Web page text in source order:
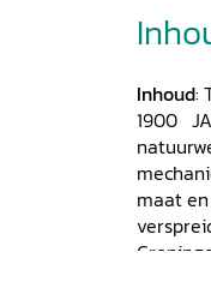
Inhoud:
1900
maat en
hbs te